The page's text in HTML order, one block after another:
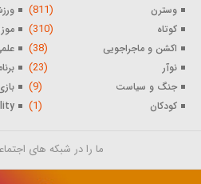
وسترن (811)
کوتاه (310)
اکشن و ماجراجویی (38)
نوآر (23)
جنگ و سیاست (9)
کودکان (1)
ما را در شبکه های